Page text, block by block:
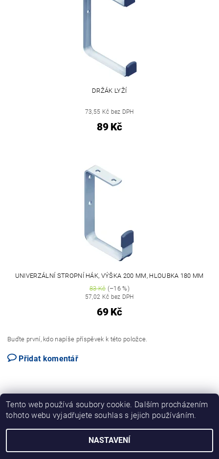
DRŽÁK LYŽÍ
73,55 Kč bez DPH
89 Kč
UNIVERZÁLNÍ STROPNÍ HÁK, VÝŠKA 200 MM, HLOUBKA 180 MM
83 Kč(–16 %)
57,02 Kč bez DPH
69 Kč
Buďte první, kdo napíše příspěvek k této položce.
Přidat komentář
2026 © ELEMENT SYSTEM REGÁLY, všechna práva vyhrazena
Tento web používá soubory cookie. Dalším procházením
tohoto webu vyjadřujete souhlas s jejich používáním.
NASTAVENÍ